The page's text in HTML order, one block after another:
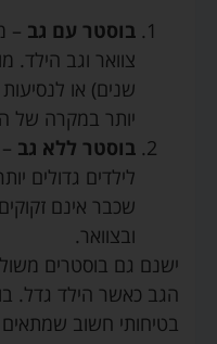
בוסטר עם גב –
שנים) או
יותר במקרה של
בוסטר ללא גב
שכבר אינם
ובצוואר.
ישנם גם בוסטרים
הגב כאשר הילד גדל.
בטיחותי חשוב